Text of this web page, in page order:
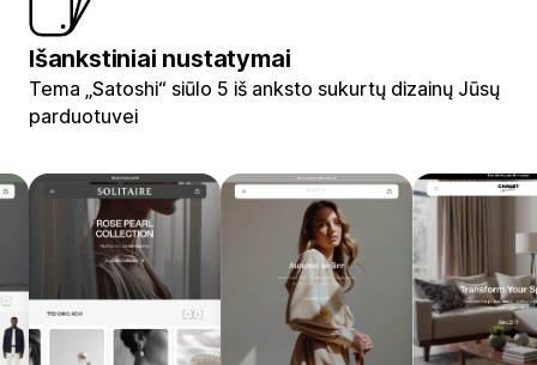
Išankstiniai nustatymai
Tema „Satoshi“ siūlo 5 iš anksto sukurtų dizainų Jūsų
parduotuvei